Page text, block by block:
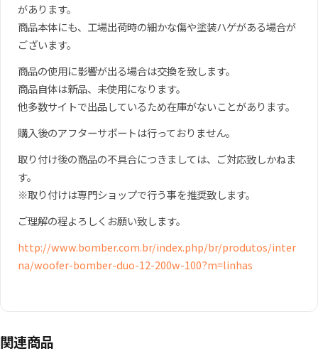
があります。
商品本体にも、工場出荷時の細かな傷や塗装ハゲがある場合が
ございます。
商品の使用に影響が出る場合は交換を致します。
商品自体は新品、未使用になります。
他多数サイトで出品しているため在庫がないことがあります。
購入後のアフターサポートは行っておりません。
取り付け後の商品の不具合につきましては、ご対応致しかねま
す。
※取り付けは専門ショップで行う事を推奨致します。
ご理解の程よろしくお願い致します。
http://www.bomber.com.br/index.php/br/produtos/inter
na/woofer-bomber-duo-12-200w-100?m=linhas
関連商品